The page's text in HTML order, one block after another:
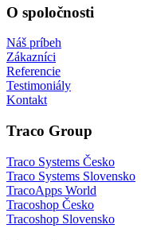
O spoločnosti
Náš príbeh
Zákazníci
Referencie
Testimoniály
Kontakt
Traco Group
Traco Systems Česko
Traco Systems Slovensko
TracoApps World
Tracoshop Česko
Tracoshop Slovensko